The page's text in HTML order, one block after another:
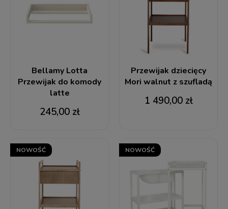
Bellamy Lotta
Przewijak do komody
latte
245,00 zł
Przewijak dziecięcy
Mori walnut z szufladą
1 490,00 zł
NOWOŚĆ NOWOŚĆ